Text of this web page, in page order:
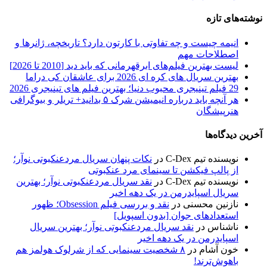
نوشته‌های تازه
انیمه چیست و چه تفاوتی با کارتون دارد؟ تاریخچه، ژانرها و
اصطلاحات مهم
لیست بهترین فیلم‌های ابرقهرمانی که باید دید [2010 تا 2026]
بهترین سریال های کره ای 2026 برای عاشقان کی دراما
29 فیلم تینیجری محبوب دنیا؛ بهترین فیلم‌ های تینیجری 2026
هر آنچه باید درباره انیمیشن شرک ۵ بدانید+ تریلر و بیوگرافی
هنرپیشگان
آخرین دیدگاه‌ها
نویسنده تیم C-Dex در نکات پنهان سریال مردعنکبوتی نوآر؛
از پالپ فیکشن تا سینمای مرد عنکبوتی
نویسنده تیم C-Dex
در نقد سریال مردعنکبوتی نوآر؛ بهترین
سریال اسپایدرمن در یک دهه اخیر
نازنین محسنی در
نقد و بررسی فیلم Obsession؛ ظهور
استعداد‌های جوان [بدون اسپویل]
ناشناس در نقد سریال مردعنکبوتی نوآر؛ بهترین سریال
اسپایدرمن در یک دهه اخیر
خون آشام در
۸ شخصیت سینمایی که از شرلوک هولمز هم
باهوش‌ترند!